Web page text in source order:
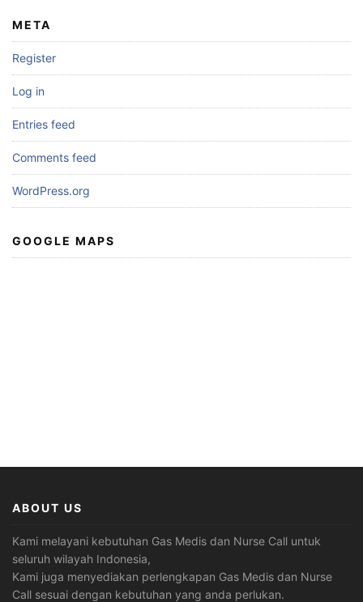
META
Register
Log in
Entries feed
Comments feed
WordPress.org
GOOGLE MAPS
ABOUT US
Kami melayani kebutuhan Gas Medis dan Nurse Call untuk
seluruh wilayah Indonesia,
Kami juga menyediakan perlengkapan Gas Medis dan Nurse
Call sesuai dengan kebutuhan yang anda perlukan.